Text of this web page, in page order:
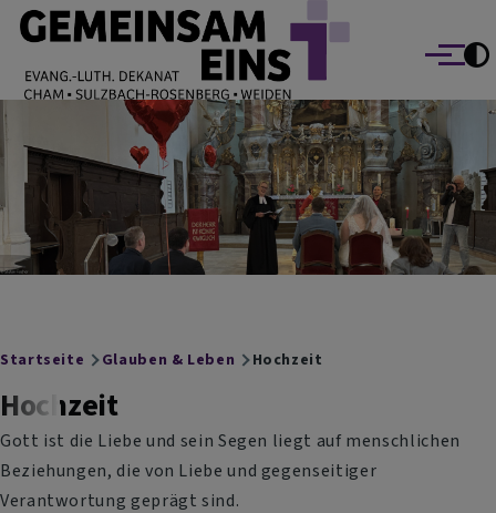
Direkt zum Inhalt
EVANG.-LUTH. DEKANAT GEMEINSAM EINS
Cham Sulzbach-Rosenberg Weiden
Menü
Breadcrumb
Startseite Glauben & Leben Hochzeit
Hochzeit
Gott ist die Liebe und sein Segen liegt auf menschlichen
Beziehungen, die von Liebe und gegenseitiger
Verantwortung geprägt sind.